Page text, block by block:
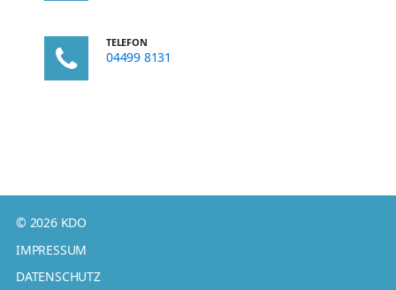
TELEFON
04499 8131
© 2026 KDO
IMPRESSUM
DATENSCHUTZ